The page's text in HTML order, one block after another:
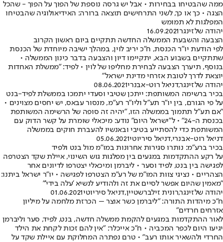
ממה שהבטיחו בבחירות • אבל יש גרסה נוספת של הפוך על הפוך - שהכל
הצגה • כך או כך, לשני התרחישים תוצאה ברורה: האידיאולוגיה שהבטיחו
המפלגות לא תמומש
יהודה שלזינגר16.09.2021
הצבעה והשבעת הממשלה החדשה תתקיים ביום ראשון הקרוב
לפי הודעת יו"ר הכנסת, ח"כ יריב לוין, במהלך ישיבה מיוחדת של הכנסת
שתתקיים בשבוע הבא, יתקיימו דיון והצבעה בדבר כינון הממשלה •
בנוסף, תיערך הצבעה לבחירת מחליפו של לוין • לפיד: "ממשלת האחדות
יוצאת לדרך לטובת אזרחי מדינת ישראל"
יהודה שלזינגר,דניאל רוט-אבנרי08.06.2021
בכיר ברשימה המשותפת: ייתכן שטיבי וסעדי יתמכו בממשלת לפיד-בנט
על פי הגורם, בין יו"ר תע"ל וליו"ר רע"מ, מנסור עבאס, יש יחסים מצוינים •
"אם תע"ל תתמוך בממשלה הזו, "יהיה זה סופה של הרשימה המשותפת
בכנסת ה-24" • ל"ישראל היום" נודע: מיכאלי שומרת על קשר הדוק עם
המשותפת כדי להסתייע בטיבי ובאנשיו להעברת חוקים בממשלה
דניאל רוט-אבנרי,דניאל סיריוטי05.06.2021
בכיר ברע"מ: נותרו סגירות אחרונות במו"מ מול בנט ולפיד
על רקע ההתקדמות במגעים בין מפלגות גוש השינוי, איילת שקד הצטרפה
לפגישה בין בנט, לפיד וסער • ליברמן ומיכאלי יצטרפו לדיונים אחר
הצהריים • נציגי צוות המו"מ של רע"מ הצטרפו לפגישה • יו"ר ישראל ביתנו:
"מאמין שהיום אפשר לסיים את זה ולהודיע לנשיא 'עלה בידי'"
יהודה שלזינגר,רונית זילברשטיין,דניאל סיריוטי01.06.2021
ח"כ מיהדות התורה: "ליברמן כשר אוצר – הכרזת מלחמה על מיליון
אזרחים חרדים"
לאור ההתקדמות במגעים להקמת ממשלה חדשה, בנט, לפיד, סער וליברמן
יגיעו היום לכפר המכביה • ח"כ אייכלר: "אין להם זכות לקחת את הילד
החרדי ולהשאיר אותו רעב" • טרם נפתרה המחלוקת עם איילת שקד על